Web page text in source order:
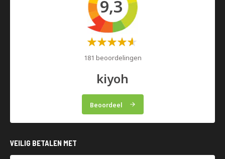
9,3
Waardering:
181 beoordelingen
kiyoh
Beoordeel
VEILIG BETALEN MET